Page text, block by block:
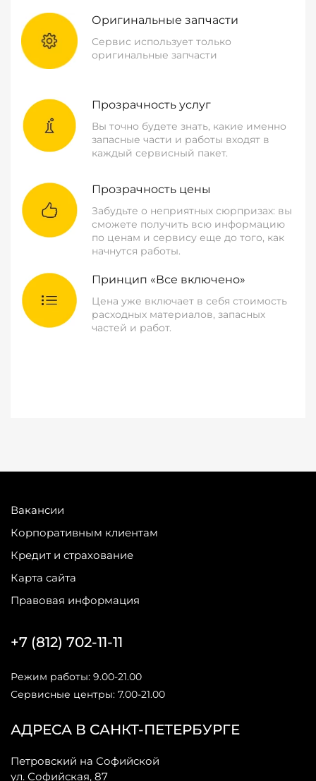
Оригинальные запчасти
Сервис использует только
оригинальные запчасти
Прозрачность услуг
Вы точно будете знать, какие именно
запасные части и работы входят в
каждый сервисный пакет.
Прозрачность цены
Забудьте о неприятных сюрпризах: вы
сможете получить всю информацию
по ценам и сервису еще до того, как
начнутся работы.
Принцип «Все включено»
Цена уже включает в себя стоимость
расходных материалов, запасных
частей и работ.
Вакансии
Корпоративным клиентам
Кредит и страхование
Карта сайта
Правовая информация
АДРЕСА В САНКТ-ПЕТЕРБУРГЕ
Петровский на Софийской
ул. Софийская, 87
+7 (812) 702-11-11
Режим работы: 9.00-21.00
Сервисные центры: 7.00-21.00